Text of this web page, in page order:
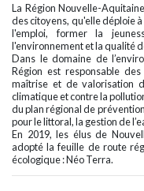
La Région Nouvelle-
des citoyens, qu'elle déploie
l'emploi, former la
l'environnement et la qualité
Dans le domaine de
Région est responsable
maîtrise et de valorisation
climatique et contre la
du plan régional de
pour le littoral, la gestion de
En 2019, les élus de
adopté la feuille de route
écologique : Néo Terra.